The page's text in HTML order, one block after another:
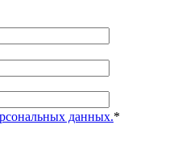
данных.*